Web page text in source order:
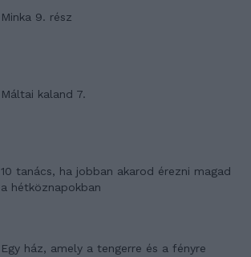
Minka 9. rész
Máltai kaland 7.
10 tanács, ha jobban akarod érezni magad
a hétköznapokban
Egy ház, amely a tengerre és a fényre